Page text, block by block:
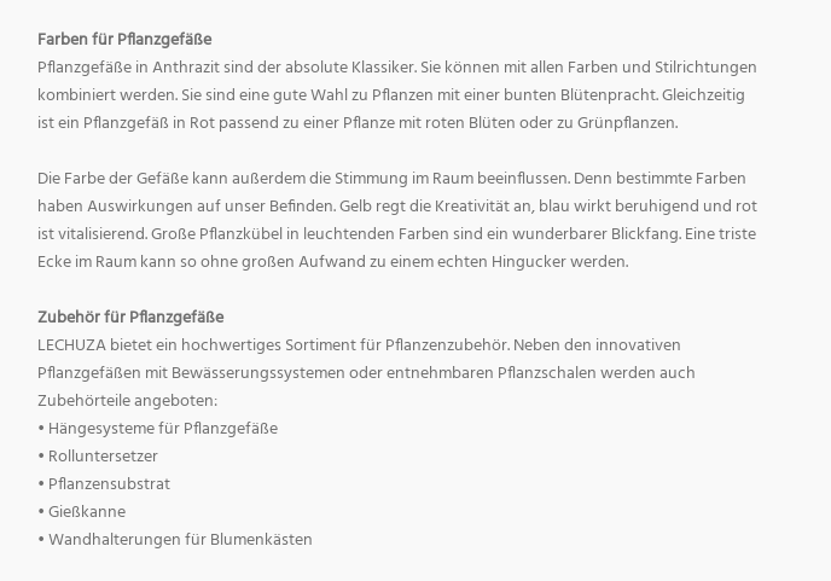
Farben für Pflanzgefäße
Pflanzgefäße in Anthrazit sind der absolute Klassiker. Sie können mit allen Farben und Stilrichtungen
kombiniert werden. Sie sind eine gute Wahl zu Pflanzen mit einer bunten Blütenpracht. Gleichzeitig
ist ein Pflanzgefäß in Rot passend zu einer Pflanze mit roten Blüten oder zu Grünpflanzen.
Die Farbe der Gefäße kann außerdem die Stimmung im Raum beeinflussen. Denn bestimmte Farben
haben Auswirkungen auf unser Befinden. Gelb regt die Kreativität an, blau wirkt beruhigend und rot
ist vitalisierend. Große Pflanzkübel in leuchtenden Farben sind ein wunderbarer Blickfang. Eine triste
Ecke im Raum kann so ohne großen Aufwand zu einem echten Hingucker werden.
Zubehör für Pflanzgefäße
LECHUZA bietet ein hochwertiges Sortiment für Pflanzenzubehör. Neben den innovativen
Pflanzgefäßen mit Bewässerungssystemen oder entnehmbaren Pflanzschalen werden auch
Zubehörteile angeboten:
• Hängesysteme für Pflanzgefäße
• Rolluntersetzer
• Pflanzensubstrat
• Gießkanne
• Wandhalterungen für Blumenkästen